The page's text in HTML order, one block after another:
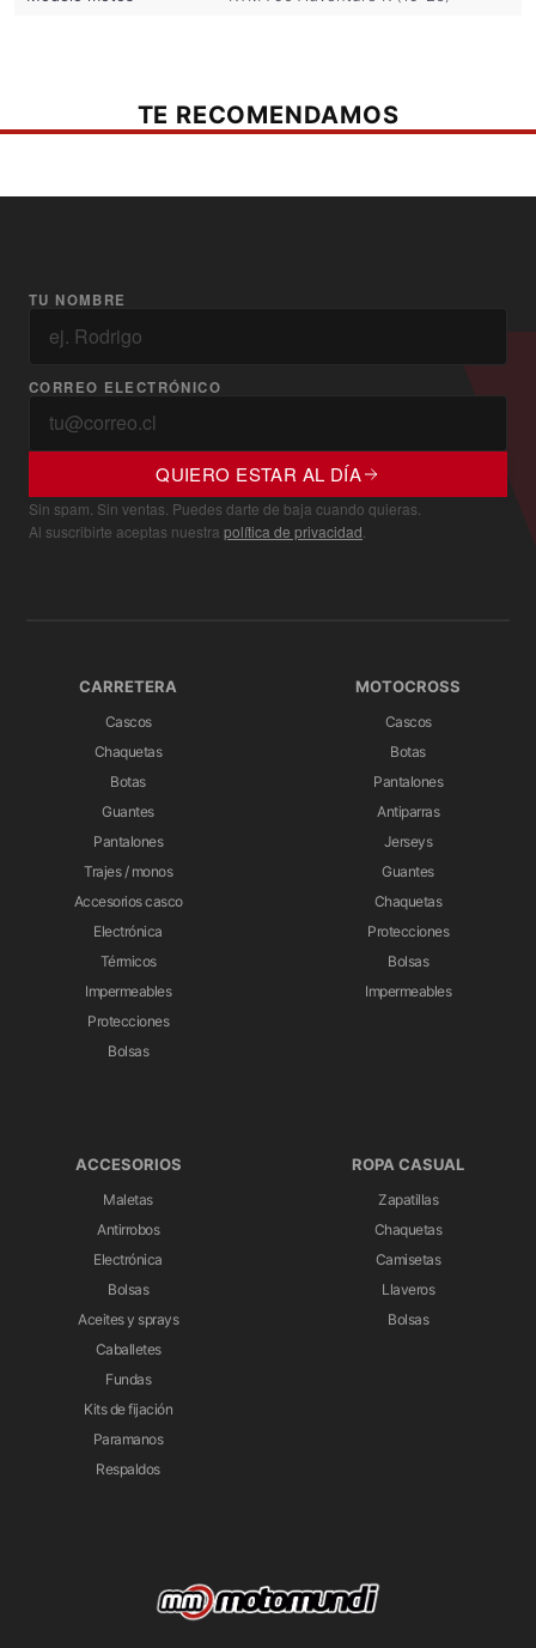
TE RECOMENDAMOS
TU NOMBRE
CORREO ELECTRÓNICO
QUIERO ESTAR AL DÍA
Sin spam. Sin ventas. Puedes darte de baja cuando quieras.
Al suscribirte aceptas nuestra política de privacidad
CARRETERA
Cascos
Chaquetas
Botas
Guantes
Pantalones
Trajes / monos
Accesorios casco
Electrónica
Térmicos
Impermeables
Protecciones
Bolsas
MOTOCROSS
Cascos
Botas
Pantalones
Antiparras
Jerseys
Guantes
Chaquetas
Protecciones
Bolsas
Impermeables
ACCESORIOS
Maletas
Antirrobos
Electrónica
Bolsas
Aceites y sprays
Caballetes
Fundas
Kits de fijación
Paramanos
Respaldos
ROPA CASUAL
Zapatillas
Chaquetas
Camisetas
Llaveros
Bolsas